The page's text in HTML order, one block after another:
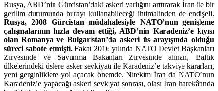
Rusya, ABD’nin Gürcistan’daki askeri varlığını arttırarak İran ile bir
gerilim durumunda burayı kullanabileceği ihtimalinden de endişeli.
Rusya, 2008 Gürcistan müdahalesiyle NATO’nun genişleme
çalışmalarının hızla devam ettiği, ABD’nin Karadeniz’e kıyısı
olan Romanya ve Bulgaristan’da askeri üs arayışında olduğu
süreci sabote etmişti.Fakat 2016 yılında NATO Devlet Başkanları
Zirvesinde ve Savunma Bakanları Zirvesinde alınan, Baltık
ülkelerindeki üslere asker sevkiyatı ile Karadeniz’e takviye kararları,
yeni gerginliklere yol açacak önemde. Nitekim İran da NATO’nun
Karadeniz’e yapacağı askeri sevkiyat sonrası, olası İran harekâtında